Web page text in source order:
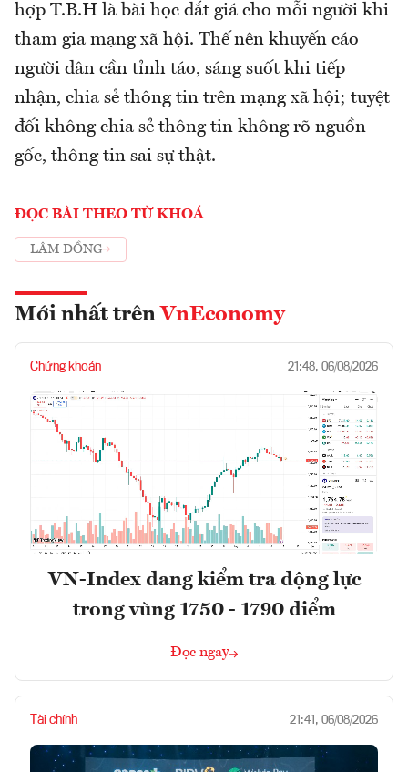
hợp T.B.H là bài học đắt giá cho mỗi người khi
tham gia mạng xã hội. Thế nên khuyến cáo
người dân cần tỉnh táo, sáng suốt khi tiếp
nhận, chia sẻ thông tin trên mạng xã hội; tuyệt
đối không chia sẻ thông tin không rõ nguồn
gốc, thông tin sai sự thật.
ĐỌC BÀI THEO TỪ KHOÁ
LÂM ĐỒNG
Mới nhất trên VnEconomy
Chứng khoán 21:48, 06/08/2026
VN-Index đang kiểm tra động lực
trong vùng 1750 - 1790 điểm
Đọc ngay
Tài chính 21:41, 06/08/2026